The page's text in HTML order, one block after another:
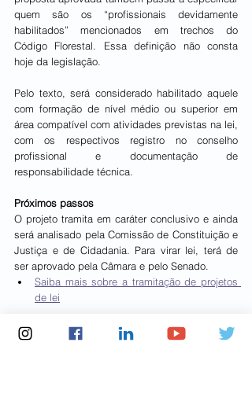
quem são os “profissionais devidamente
habilitados” mencionados em trechos do
Código Florestal. Essa definição não consta
hoje da legislação.
Pelo texto, será considerado habilitado aquele
com formação de nível médio ou superior em
área compatível com atividades previstas na lei,
com os respectivos registro no conselho
profissional e documentação de
responsabilidade técnica.
Próximos passos
O projeto tramita em caráter conclusivo e ainda
será analisado pela Comissão de Constituição e
Justiça e de Cidadania. Para virar lei, terá de
ser aprovado pela Câmara e pelo Senado.
Saiba mais sobre a tramitação de projetos
de lei
Fonte: Agência Câmara de Notícias